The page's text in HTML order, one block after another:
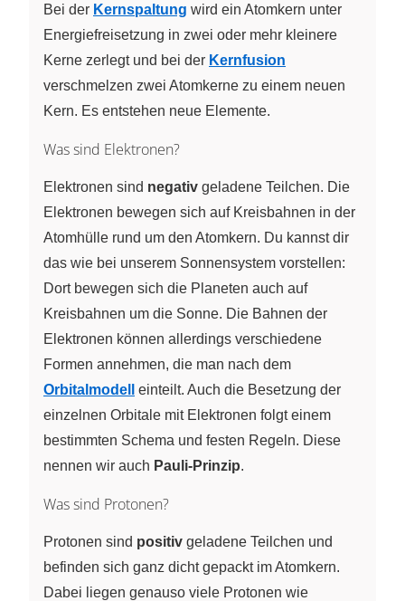
Bei der Kernspaltung wird ein Atomkern unter
Energiefreisetzung in zwei oder mehr kleinere
Kerne zerlegt und bei der Kernfusion
verschmelzen zwei Atomkerne zu einem neuen
Kern. Es entstehen neue Elemente.
Was sind Elektronen?
Elektronen sind negativ geladene Teilchen. Die
Elektronen bewegen sich auf Kreisbahnen in der
Atomhülle rund um den Atomkern. Du kannst dir
das wie bei unserem Sonnensystem vorstellen:
Dort bewegen sich die Planeten auch auf
Kreisbahnen um die Sonne. Die Bahnen der
Elektronen können allerdings verschiedene
Formen annehmen, die man nach dem
Orbitalmodell
einteilt. Auch die Besetzung der
einzelnen Orbitale mit Elektronen folgt einem
bestimmten Schema und festen Regeln. Diese
nennen wir auch Pauli-Prinzip.
Was sind Protonen?
Protonen sind positiv geladene Teilchen und
befinden sich ganz dicht gepackt im Atomkern.
Dabei liegen genauso viele Protonen wie